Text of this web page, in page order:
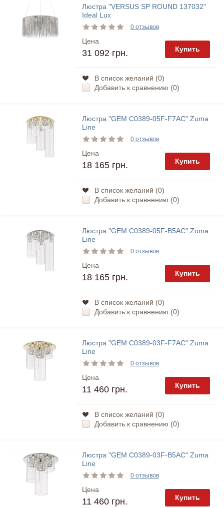
Люстра "VERSUS SP ROUND 137032"
Ideal Lux
0 отзывов
Цена
31 092 грн. Купить
В список желаний (0)
Добавить к сравнению (0)
Люстра "GEM C0389-05F-F7AC" Zuma
Line
0 отзывов
Цена
18 165 грн. Купить
В список желаний (0)
Добавить к сравнению (0)
Люстра "GEM C0389-05F-B5AC" Zuma
Line
0 отзывов
Цена
18 165 грн. Купить
В список желаний (0)
Добавить к сравнению (0)
Люстра "GEM C0389-03F-F7AC" Zuma
Line
0 отзывов
Цена
11 460 грн. Купить
В список желаний (0)
Добавить к сравнению (0)
Люстра "GEM C0389-03F-B5AC" Zuma
Line
0 отзывов
Цена
11 460 грн. Купить